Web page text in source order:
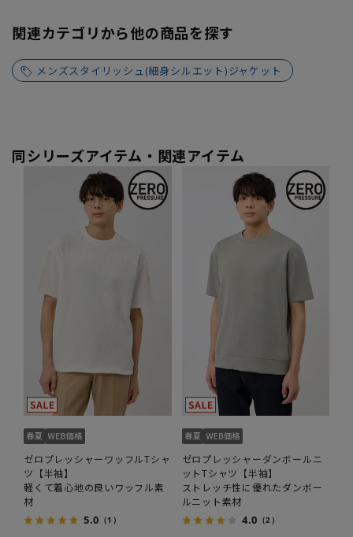
関連カテゴリから他の商品を探す
メンズスタイリッシュ(細身シルエット)ジャケット
同シリーズアイテム・関連アイテム
ゼロプレッシャーワッフルTシャ
ツ【半袖】
軽くて着心地の良いワッフル素
材
5.0 （1）
ゼロプレッシャーダンボールニ
ットTシャツ【半袖】
ストレッチ性に優れたダンボー
ルニット素材
4.0 （2）